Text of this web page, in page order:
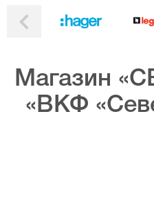
Магазин
«ВКФ